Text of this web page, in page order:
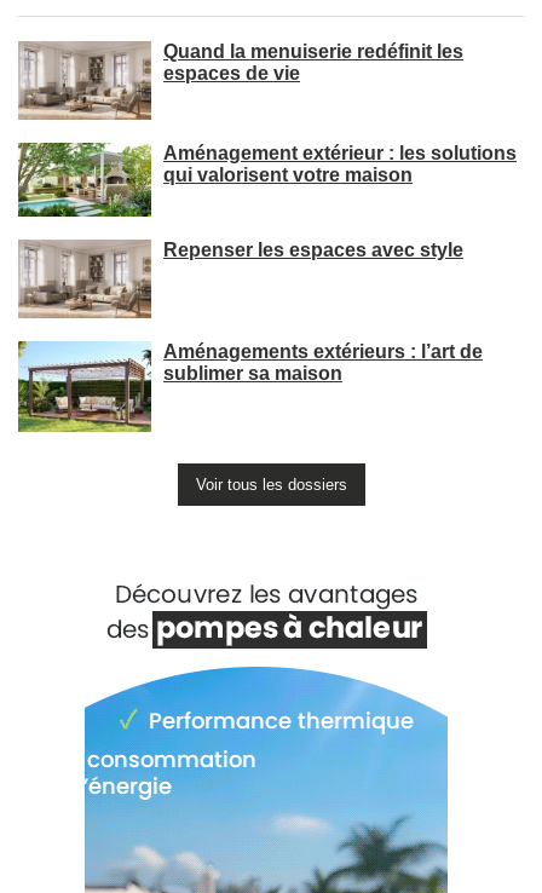
Quand la menuiserie redéfinit les
espaces de vie
Aménagement extérieur : les solutions
qui valorisent votre maison
Repenser les espaces avec style
Aménagements extérieurs : l’art de
sublimer sa maison
Voir tous les dossiers